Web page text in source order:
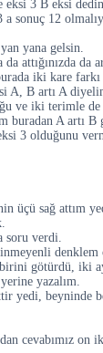
eksi 3 B eksi
sonuç 12
yana gelsin.
attığınızda da
iki kare farkı
A, B artı A
ve iki terimle de
buradan A artı
3 olduğunu
üçü sağ attım
soru verdi.
denklem
götürdü,
yazalım.
yedi, beyninde
cevabımız on